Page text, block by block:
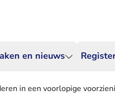
en nieuws
in een voorlopige